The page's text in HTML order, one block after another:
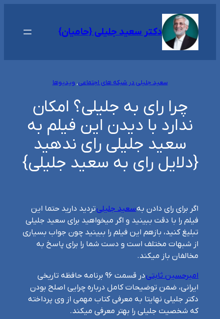
محتوا
دکتر سعید جلیلی {حامیان}
سعید جلیلی در شبکه های اجتماعی, ویدیوها
چرا رای به جلیلی؟ امکان
ندارد با دیدن این فیلم به
سعید جلیلی رای ندهید
{دلایل رای به سعید جلیلی}
اگر برای رای دادن بهسعید جلیلیتردید دارید حتما این
فیلم را با دقت ببینید و اگر میخواهید برای سعید جلیلی
تبلیغ کنید، بازهم این فیلم را ببینید چون جواب بسیاری
از شبهات مختلف است و دست شما را برای پاسخ به
مخالفان باز میکند.
امیرحسین ثابتی
در قسمت ۹۶ برنامه حافظه تاریخی
ایرانی، ضمن توضیحات کامل درباره چرایی اصلح بودن
دکتر جلیلی نهایتا به معرفی کتاب مهمی از وی پرداخته
که شخصیت جلیلی را بهتر معرفی میکند.